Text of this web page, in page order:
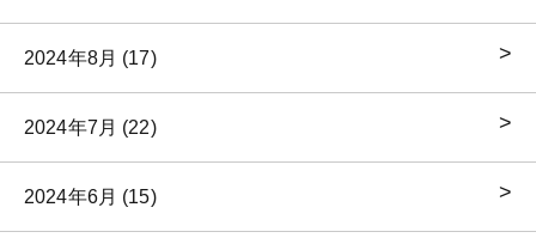
2024年8月 (17)
2024年7月 (22)
2024年6月 (15)